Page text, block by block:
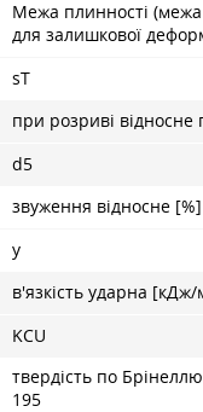
Межа плинності (межа
для залишкової
sT
при розриві
d5
звуження відносне [%]
y
в'язкість ударна
KCU
твердість по
195